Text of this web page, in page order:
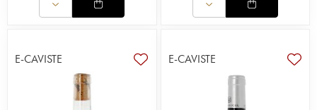
E-CAVISTE E-CAVISTE